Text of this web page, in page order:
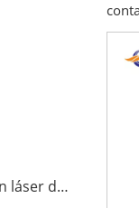
Escultura corporal con láser de diodo